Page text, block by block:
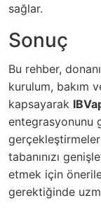
sağlar.
Sonuç
Bu rehber,
kurulum, bakım
kapsayarak
entegrasyonunu
tabanınızı
etmek için
gerektiğinde